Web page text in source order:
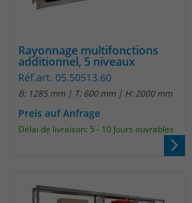
Rayonnage multifonctions
additionnel, 5 niveaux
Réf.art. 05.50513.60
B: 1285 mm | T: 600 mm | H: 2000 mm
Preis auf Anfrage
Délai de livraison: 5 - 10 Jours ouvrables